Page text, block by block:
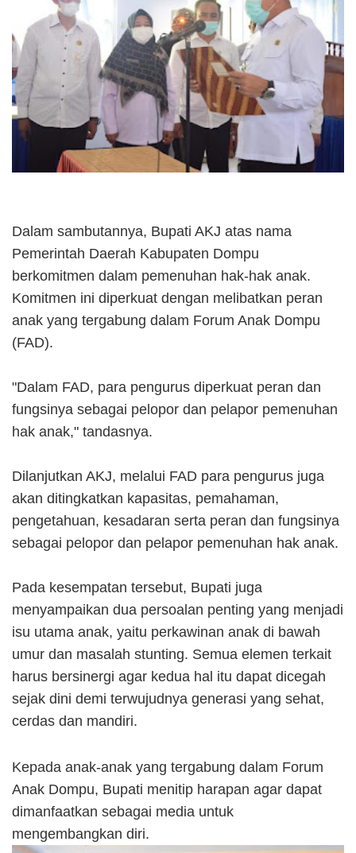
Dalam sambutannya, Bupati AKJ atas nama
Pemerintah Daerah Kabupaten Dompu
berkomitmen dalam pemenuhan hak-hak anak.
Komitmen ini diperkuat dengan melibatkan peran
anak yang tergabung dalam Forum Anak Dompu
(FAD).
"Dalam FAD, para pengurus diperkuat peran dan
fungsinya sebagai pelopor dan pelapor pemenuhan
hak anak," tandasnya.
Dilanjutkan AKJ, melalui FAD para pengurus juga
akan ditingkatkan kapasitas, pemahaman,
pengetahuan, kesadaran serta peran dan fungsinya
sebagai pelopor dan pelapor pemenuhan hak anak.
Pada kesempatan tersebut, Bupati juga
menyampaikan dua persoalan penting yang menjadi
isu utama anak, yaitu perkawinan anak di bawah
umur dan masalah stunting. Semua elemen terkait
harus bersinergi agar kedua hal itu dapat dicegah
sejak dini demi terwujudnya generasi yang sehat,
cerdas dan mandiri.
Kepada anak-anak yang tergabung dalam Forum
Anak Dompu, Bupati menitip harapan agar dapat
dimanfaatkan sebagai media untuk
mengembangkan diri.